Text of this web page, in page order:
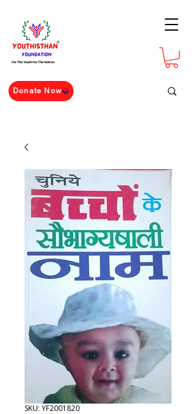
For The Youth For The Nation
Donate Now
SKU: YF2001820